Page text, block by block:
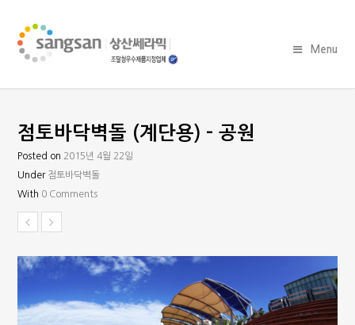
Menu
점토바닥벽돌 (계단용) – 공원
Posted on 2015년 4월 22일
Under 점토바닥벽돌
With 0 Comments